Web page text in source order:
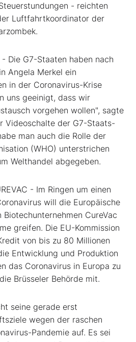
- reichten
Luftfahrtkoordinator der
Die G7-Staaten haben nach
Angela Merkel ein
in der Coronavirus-Krise
uns geeinigt, dass wir
vorgehen wollen", sagte
Videoschalte der G7-Staats-
man auch die Rolle der
(WHO) unterstrichen
Welthandel abgegeben.
- Im Ringen um einen
will die Europäische
CureVac
greifen. Die EU-Kommission
von bis zu 80 Millionen
Entwicklung und Produktion
das Coronavirus in Europa zu
Brüsseler Behörde mit.
seine gerade erst
wegen der raschen
Pandemie auf. Es sei